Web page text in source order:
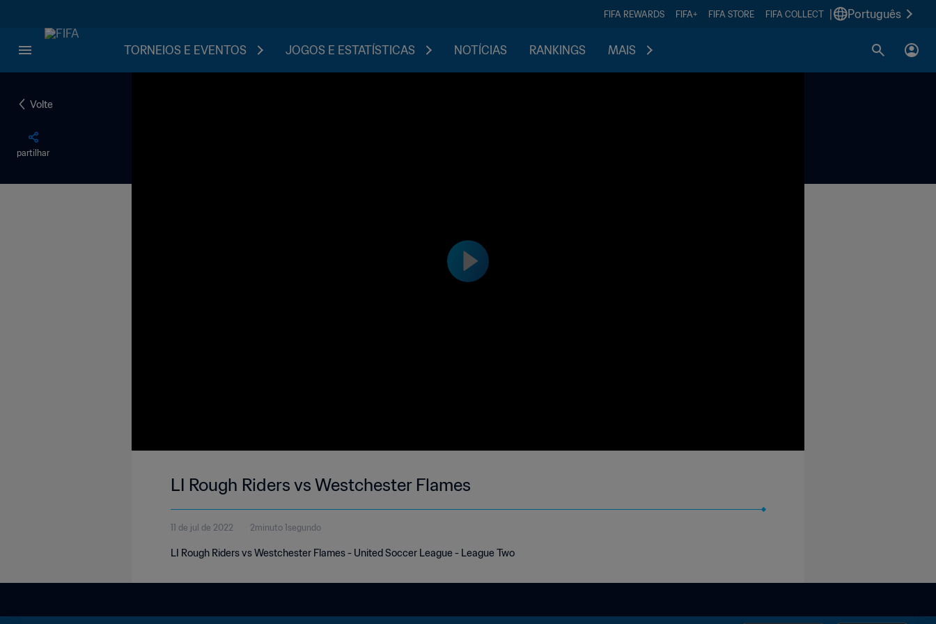
FIFA REWARDS FIFA+ FIFA STORE FIFA COLLECT Português
TORNEIOS E EVENTOS JOGOS E ESTATÍSTICAS NOTÍCIAS RANKINGS MAIS
Volte
partilhar
LI Rough Riders vs Westchester Flames
11 de jul de 2022 2minuto 1segundo
LI Rough Riders vs Westchester Flames - United Soccer League - League Two